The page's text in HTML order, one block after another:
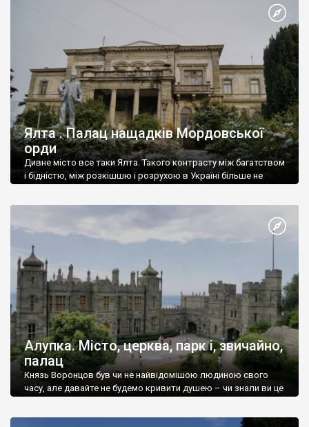
Ялта . Палац нащадків Мордовської
орди
Дивне місто все таки Ялта. Такого контрасту між багатством
і бідністю, між розкішшю і розрухою в Україні більше не
Алупка. Місто, церква, парк і, звичайно,
палац
Князь Воронцов був чи не найвідомішою людиною свого
часу, але давайте не будемо кривити душею – чи знали ви це